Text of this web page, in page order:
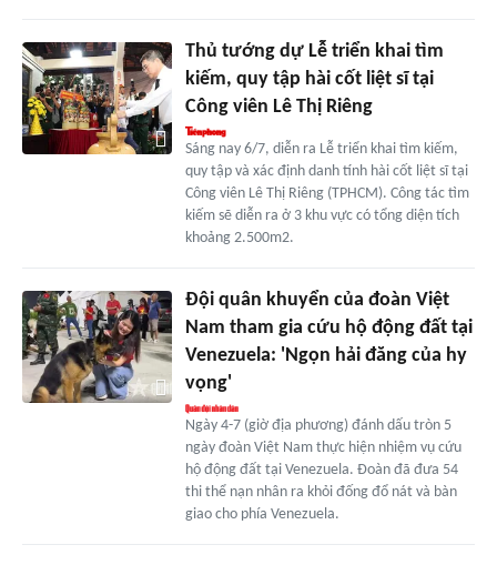
Thủ tướng dự Lễ triển khai tìm
kiếm, quy tập hài cốt liệt sĩ tại
Công viên Lê Thị Riêng
Sáng nay 6/7, diễn ra Lễ triển khai tìm kiếm,
quy tập và xác định danh tính hài cốt liệt sĩ tại
Công viên Lê Thị Riêng (TPHCM). Công tác tìm
kiếm sẽ diễn ra ở 3 khu vực có tổng diện tích
khoảng 2.500m2.
Đội quân khuyển của đoàn Việt
Nam tham gia cứu hộ động đất tại
Venezuela: 'Ngọn hải đăng của hy
vọng'
Ngày 4-7 (giờ địa phương) đánh dấu tròn 5
ngày đoàn Việt Nam thực hiện nhiệm vụ cứu
hộ động đất tại Venezuela. Đoàn đã đưa 54
thi thể nạn nhân ra khỏi đống đổ nát và bàn
giao cho phía Venezuela.